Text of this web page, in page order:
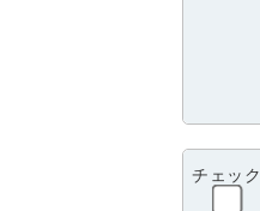
チェック